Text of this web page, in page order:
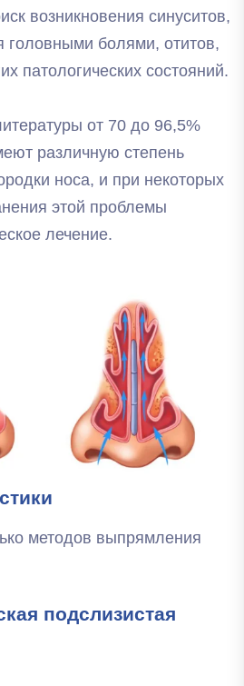
возникновения синуситов,
болями, отитов,
патологических состояний.
от 70 до 96,5%
различную степень
носа, и при некоторых
этой проблемы
лечение.
методов выпрямления
подслизистая